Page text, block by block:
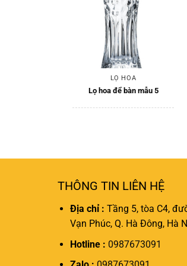
LỌ HOA
Lọ hoa để bàn mẫu 5
THÔNG TIN LIÊN HỆ
Địa chỉ : Tầng 5, tòa C4,
Vạn Phúc, Q. Hà Đông, Hà
Hotline : 0987673091